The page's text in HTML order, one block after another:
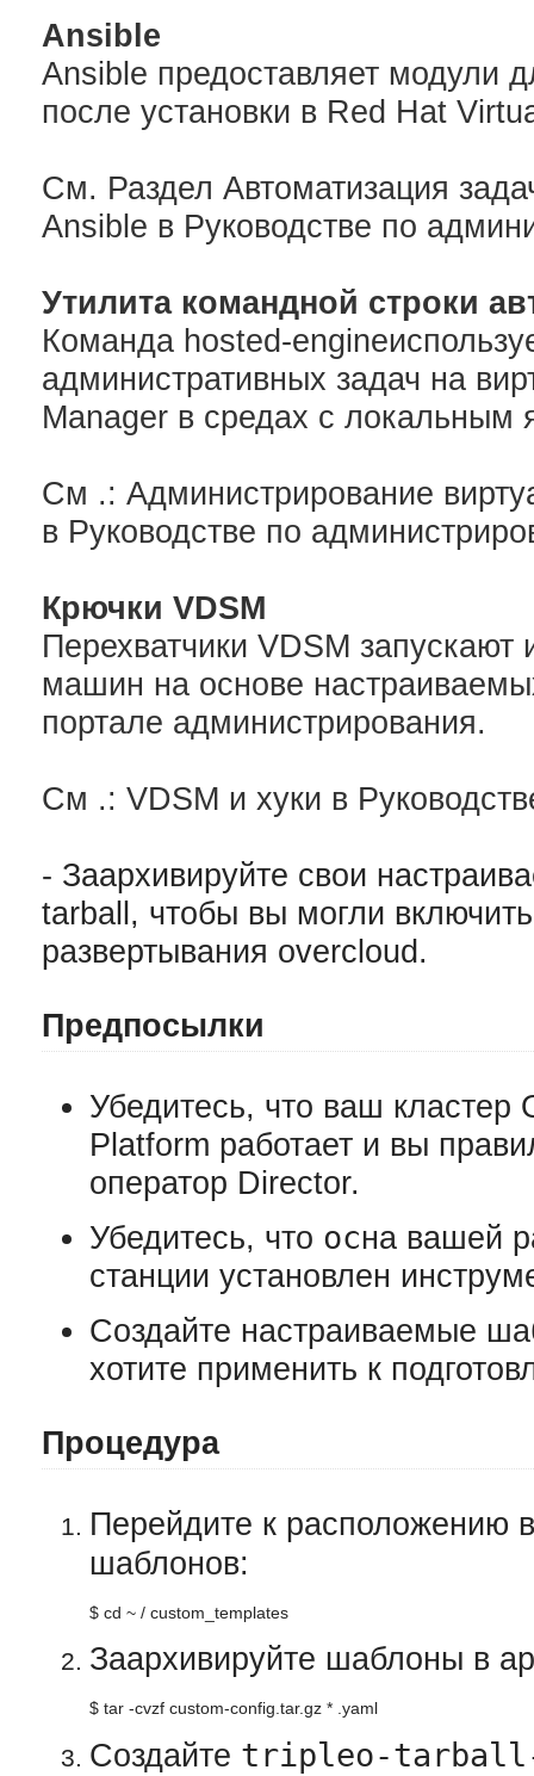
Ansible
Ansible предоставляет модули
после установки в Red Hat
См. Раздел Автоматизация
Ansible в Руководстве по
Утилита командной строки
Команда hosted-
административных задач на
Manager в средах с локальным
См .: Администрирование
в Руководстве по
Крючки VDSM
Перехватчики VDSM
машин на основе
портале администрирования.
См .: VDSM и хуки в
- Заархивируйте свои
tarball, чтобы вы могли
развертывания overcloud.
Предпосылки
Убедитесь, что ваш кластер
Platform работает и вы
оператор Director.
Убедитесь, что ocна вашей
станции установлен
Создайте настраиваемые
хотите применить к
Процедура
Перейдите к расположению
шаблонов:
$ cd ~ / custom_templates
Заархивируйте шаблоны в
$ tar -cvzf custom-config.tar.gz * .yaml
Создайте tripleo-